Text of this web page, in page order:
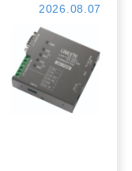
2026.08.07